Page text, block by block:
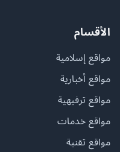
الأقسام
مواقع إسلامية
مواقع أخبارية
مواقع ترفيهية
مواقع خدمات
مواقع تقنية